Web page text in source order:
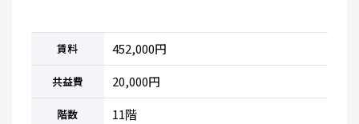
賃料 452,000円
共益費 20,000円
階数 11階